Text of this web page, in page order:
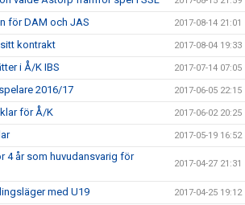
för DAM och JAS 2017-08-14 21:01
kontrakt 2017-08-04 19:33
i Å/K IBS 2017-07-14 07:05
2016/17 2017-06-05 22:15
för Å/K 2017-06-02 20:25
2017-05-19 16:52
4 år som huvudansvarig för
2017-04-27 21:31
med U19 2017-04-25 19:12